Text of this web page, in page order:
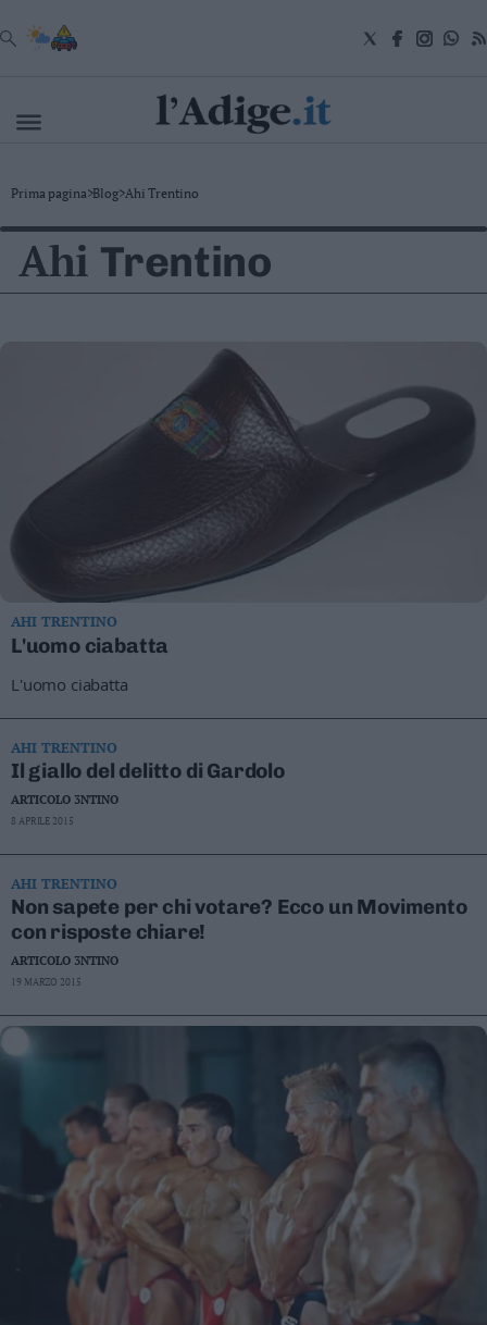
VAI
Attualità
Economia
Cultura
e
Spettacoli
Video
Business
Trento
Rovereto
Pergine
–
Arco
Basso
Sarca
–
Ledro
Rotaliana
Valle
dei
Laghi
Valsugana
–
Primiero
Fiemme
Giudicarie
Rendena
Prima pagina>Blog>Ahi Trentino
Ahi Trentino
AHI TRENTINO
L'uomo ciabatta
L'uomo ciabatta
AHI TRENTINO
Il giallo del delitto di Gardolo
ARTICOLO 3NTINO
8 APRILE 2015
AHI TRENTINO
Non sapete per chi votare? Ecco un Movimento
con risposte chiare!
ARTICOLO 3NTINO
19 MARZO 2015